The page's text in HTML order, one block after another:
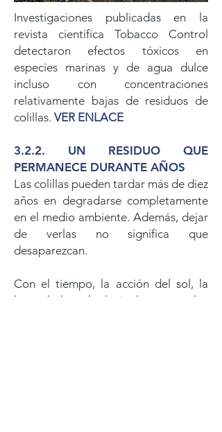
Investigaciones publicadas en la
revista científica Tobacco Control
detectaron efectos tóxicos en
especies marinas y de agua dulce
incluso con concentraciones
relativamente bajas de residuos de
colillas. VER ENLACE
3.2.2. UN RESIDUO QUE
PERMANECE DURANTE AÑOS
Las colillas pueden tardar más de diez
años en degradarse completamente
en el medio ambiente. Además, dejar
de verlas no significa que
desaparezcan.
Con el tiempo, la acción del sol, la
humedad y el oleaje hace que los